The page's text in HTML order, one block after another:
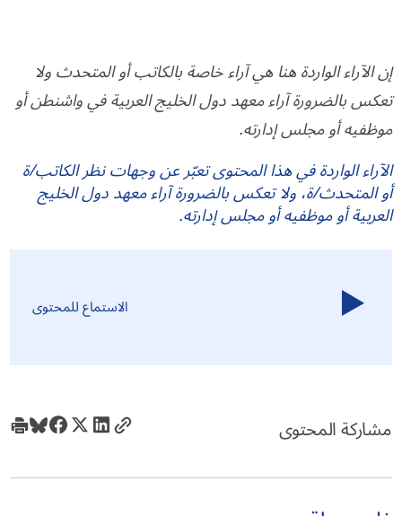
إن الآراء الواردة هنا هي آراء خاصة بالكاتب أو المتحدث ولا
تعكس بالضرورة آراء معهد دول الخليج العربية في واشنطن أو
موظفيه أو مجلس إدارته.
الآراء الواردة في هذا المحتوى تعبّر عن وجهات نظر الكاتب/ة
أو المتحدث/ة، ولا تعكس بالضرورة آراء معهد دول الخليج
العربية أو موظفيه أو مجلس إدارته.
الاستماع للمحتوى
مشاركة المحتوى